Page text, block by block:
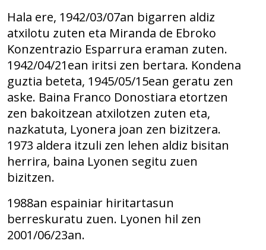
Hala ere, 1942/03/07an bigarren aldiz
atxilotu zuten eta Miranda de Ebroko
Konzentrazio Esparrura eraman zuten.
1942/04/21ean iritsi zen bertara. Kondena
guztia beteta, 1945/05/15ean geratu zen
aske. Baina Franco Donostiara etortzen
zen bakoitzean atxilotzen zuten eta,
nazkatuta, Lyonera joan zen bizitzera.
1973 aldera itzuli zen lehen aldiz bisitan
herrira, baina Lyonen segitu zuen
bizitzen.
1988an espainiar hiritartasun
berreskuratu zuen. Lyonen hil zen
2001/06/23an.